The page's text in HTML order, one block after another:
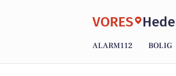
VORES
ALARM112 BOLIG